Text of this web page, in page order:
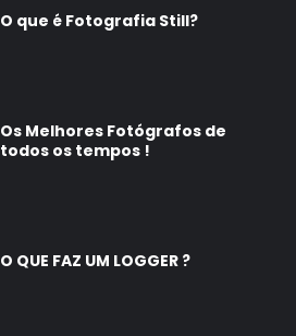
O que é Fotografia Still?
Os Melhores Fotógrafos de
todos os tempos !
O QUE FAZ UM LOGGER ?